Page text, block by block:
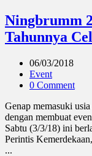
Ningbrumm
Tahunnya
06/03/2018
Event
0 Comment
Genap memasuki
dengan membuat
Sabtu (3/3/18) ini
Perintis
...